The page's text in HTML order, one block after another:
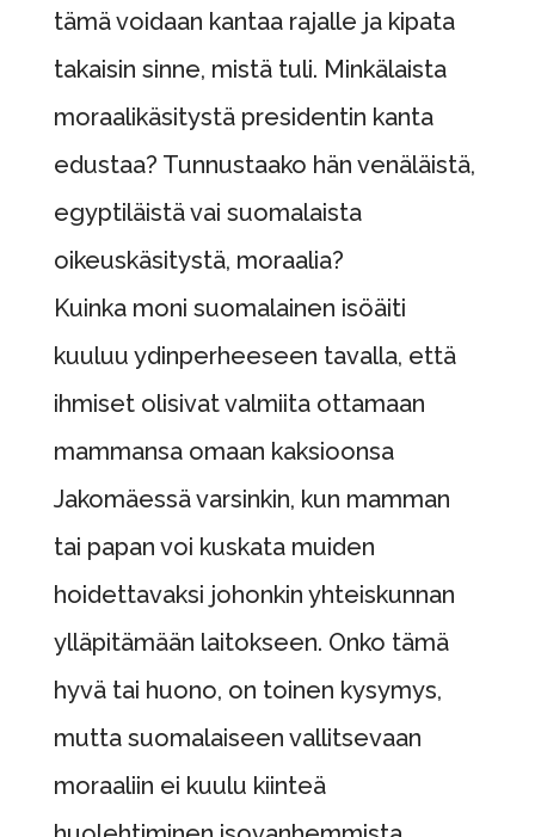
tämä voidaan kantaa rajalle ja kipata
takaisin sinne, mistä tuli. Minkälaista
moraalikäsitystä presidentin kanta
edustaa? Tunnustaako hän venäläistä,
egyptiläistä vai suomalaista
oikeuskäsitystä, moraalia?
Kuinka moni suomalainen isöäiti
kuuluu ydinperheeseen tavalla, että
ihmiset olisivat valmiita ottamaan
mammansa omaan kaksioonsa
Jakomäessä varsinkin, kun mamman
tai papan voi kuskata muiden
hoidettavaksi johonkin yhteiskunnan
ylläpitämään laitokseen. Onko tämä
hyvä tai huono, on toinen kysymys,
mutta suomalaiseen vallitsevaan
moraaliin ei kuulu kiinteä